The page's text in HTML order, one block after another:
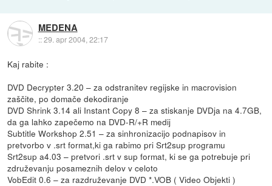
MEDENA
::29. apr 2004, 22:17
Kaj rabite :
DVD Decrypter 3.20 – za odstranitev regijske in macrovision
zaščite, po domače dekodiranje
DVD Shrink 3.14 ali Instant Copy 8 – za stiskanje DVDja na 4.7GB,
da ga lahko zapečemo na DVD-R/+R medij
Subtitle Workshop 2.51 – za sinhronizacijo podnapisov in
pretvorbo v .srt format,ki ga rabimo pri Srt2sup programu
Srt2sup a4.03 – pretvori .srt v sup format, ki se ga potrebuje pri
združevanju posameznih delov v celoto
VobEdit 0.6 – za razdruževanje DVD *.VOB ( Video Objekti )